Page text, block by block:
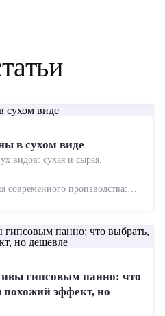
в сухом виде
видов: сухая и сырая.
современного производства:
гипсовым панно: что
похожий эффект, но